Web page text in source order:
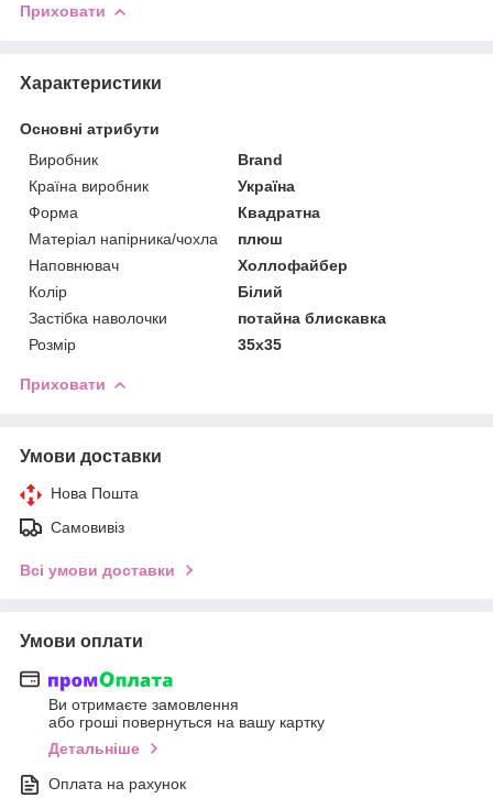
Приховати
Характеристики
Основні атрибути
Виробник
Brand
Країна виробник
Україна
Форма
Квадратна
Матеріал напірника/чохла
плюш
Наповнювач
Холлофайбер
Колір
Білий
Застібка наволочки
потайна блискавка
Розмір
35x35
Приховати
Умови доставки
Нова Пошта
Самовивіз
Всі умови доставки
Умови оплати
Ви отримаєте замовлення
або гроші повернуться на вашу картку
Детальніше
Оплата на рахунок